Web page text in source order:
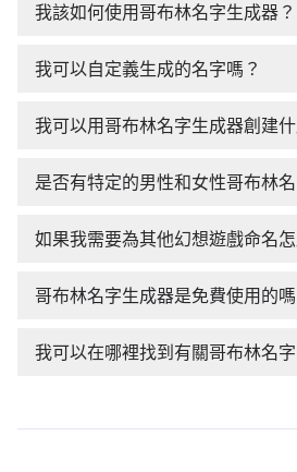
我該如何使用哥布林名字生成器？
我可以自定義生成的名字嗎？
我可以用哥布林名字生成器創建
是否有特定的男性和女性哥布林名
如果我需要為其他幻想遊戲命名怎
哥布林名字生成器是免費使用的嗎
我可以在哪裡找到有關哥布林名